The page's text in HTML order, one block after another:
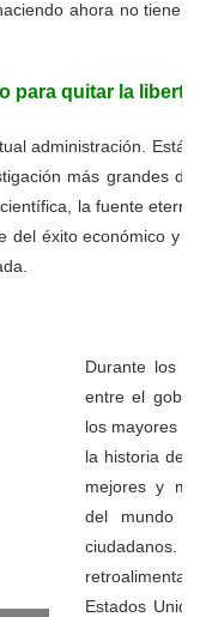
ahora no tiene
para quitar la
administración. Están
más grandes
la fuente
del éxito económico y la
Durante los
entre el
los mayores
la historia del
mejores y
del mundo
Estados